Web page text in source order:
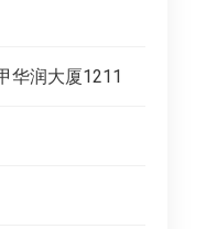
华润大厦1211